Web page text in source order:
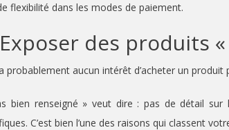
flexibilité dans les modes de paiement.
des produits
probablement aucun intérêt d’acheter un
bien renseigné » veut dire : pas de détail
C’est bien l’une des raisons qui classent